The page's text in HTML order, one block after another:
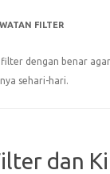
FILTER
dengan benar
sehari-hari.
dan